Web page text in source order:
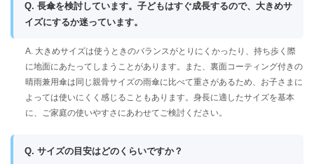
Q. 長傘を検討しています。子どもはすぐ成長するので、大きめサ
イズにするか迷っています。
A. 大きめサイズは使うときのバランスがとりにくかったり、持ち歩く際
に地面にあたってしまうことがあります。また、裏面コーティング付きの
晴雨兼用傘は同じ親骨サイズの雨傘に比べて重さがあるため、お子さまに
よっては使いにくく感じることもあります。身長に適したサイズを基本
に、ご家庭の使いやすさにあわせてご検討ください。
Q. サイズの目安はどのくらいですか？